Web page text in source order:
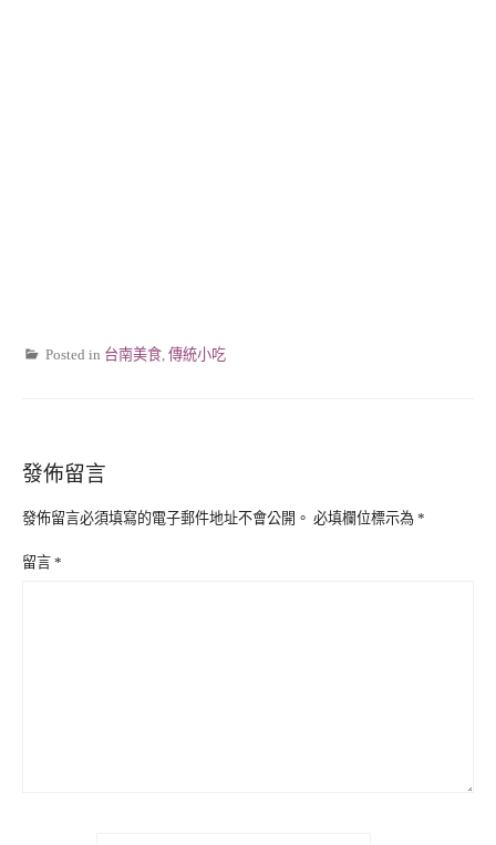
Posted in 台南美食 傳統小吃
發佈留言
發佈留言必須填寫的電子郵件地址不會公開。 必填欄位標示為 *
留言 *